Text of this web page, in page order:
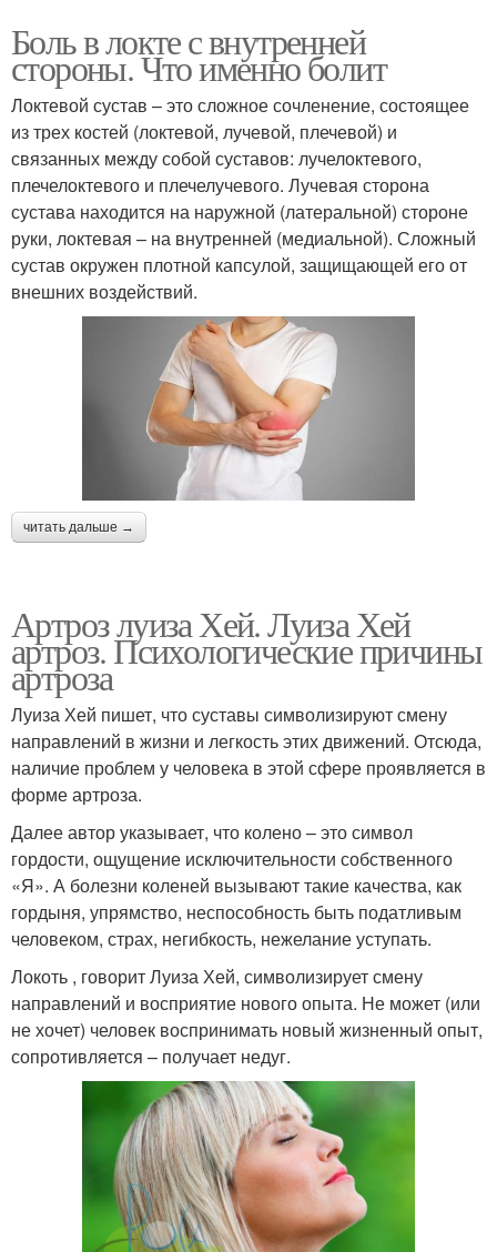
Боль в локте с внутренней
стороны. Что именно болит
Локтевой сустав – это сложное сочленение, состоящее
из трех костей (локтевой, лучевой, плечевой) и
связанных между собой суставов: лучелоктевого,
плечелоктевого и плечелучевого. Лучевая сторона
сустава находится на наружной (латеральной) стороне
руки, локтевая – на внутренней (медиальной). Сложный
сустав окружен плотной капсулой, защищающей его от
внешних воздействий.
читать дальше →
Артроз луиза Хей. Луиза Хей
артроз. Психологические причины
артроза
Луиза Хей пишет, что суставы символизируют смену
направлений в жизни и легкость этих движений. Отсюда,
наличие проблем у человека в этой сфере проявляется в
форме артроза.
Далее автор указывает, что колено – это символ
гордости, ощущение исключительности собственного
«Я». А болезни коленей вызывают такие качества, как
гордыня, упрямство, неспособность быть податливым
человеком, страх, негибкость, нежелание уступать.
Локоть , говорит Луиза Хей, символизирует смену
направлений и восприятие нового опыта. Не может (или
не хочет) человек воспринимать новый жизненный опыт,
сопротивляется – получает недуг.